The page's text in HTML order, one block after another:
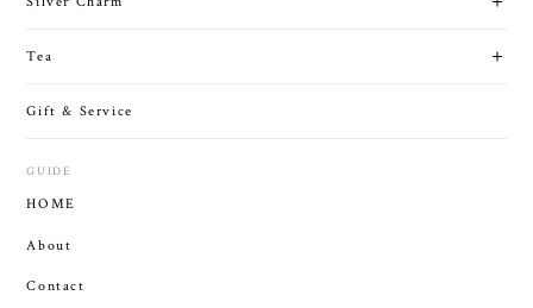
Tea
Gift & Service
GUIDE
HOME
About
Contact